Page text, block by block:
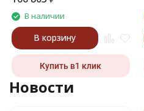
В наличии
В корзину
Купить в1 клик
Новости